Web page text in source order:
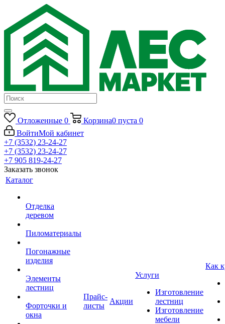
Отложенные 0 Корзина0 пуста 0
ВойтиМой кабинет
+7 (3532) 23-24-27
+7 (3532) 23-24-27
+7 905 819-24-27
Заказать звонок
Каталог
Отделка
деревом
Пиломатериалы
Погонажные
изделия
Элементы
лестниц
Форточки и
окна
Прайс-
листы
Акции
Услуги
Изготовление
лестниц
Изготовление
мебели
Как